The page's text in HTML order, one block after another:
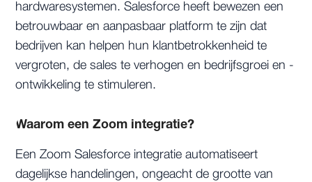
hardwaresystemen. Salesforce heeft bewezen een
betrouwbaar en aanpasbaar platform te zijn dat
bedrijven kan helpen hun klantbetrokkenheid te
vergroten, de sales te verhogen en bedrijfsgroei en -
ontwikkeling te stimuleren.
Waarom een Zoom integratie?
Een Zoom Salesforce integratie automatiseert
dagelijkse handelingen, ongeacht de grootte van